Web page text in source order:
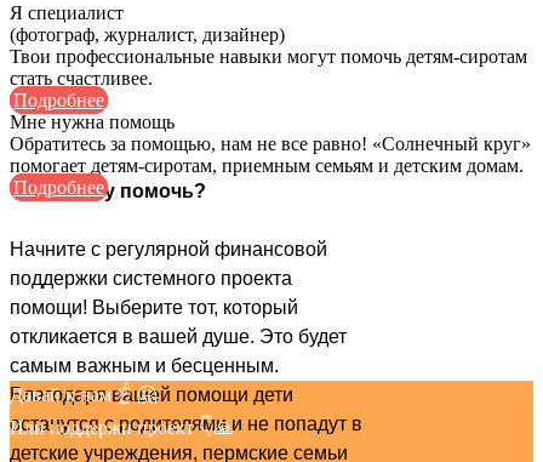
Чем я могу помочь?
Начните с регулярной финансовой
поддержки системного проекта
помощи! Выберите тот, который
откликается в вашей душе. Это будет
самым важным и бесценным.
Благодаря вашей помощи дети
останутся с родителями и не попадут в
детские учреждения, пермские семьи
Я специалист
(фотограф, журналист, дизайнер)
Твои профессиональные навыки могут помочь детям-сиротам
стать счастливее.
Подробнее
Мне нужна помощь
Обратитесь за помощью, нам не все равно! «Солнечный круг»
помогает детям-сиротам, приемным семьям и детским домам.
Подробнее
Давай к нам ☝ 🤗
Или поддержи проект 👇🙏